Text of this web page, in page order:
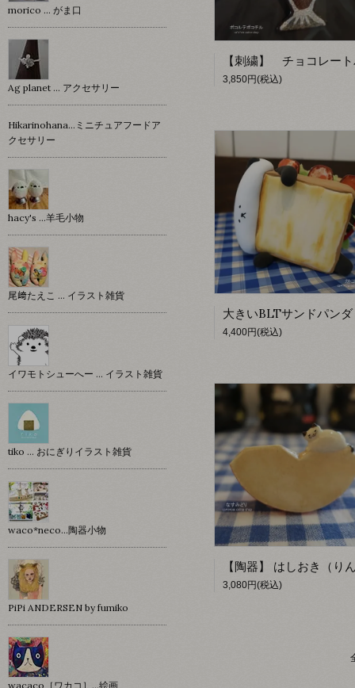
3,850円(税込)
4,400円(税込)
3,080円(税込)
morico … がま口
Ag planet … アクセサリー
Hikarinohana…ミニチュアフードア
クセサリー
hacy's …羊毛小物
尾﨑たえこ … イラスト雑貨
イワモトシューへー … イラスト雑貨
tiko … おにぎりイラスト雑貨
waco*neco...陶器小物
PiPi ANDERSEN by fumiko
wacaco［ワカコ］…絵画